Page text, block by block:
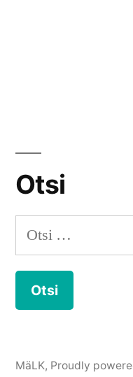
Otsi
Otsi:
MäLK, Proudly